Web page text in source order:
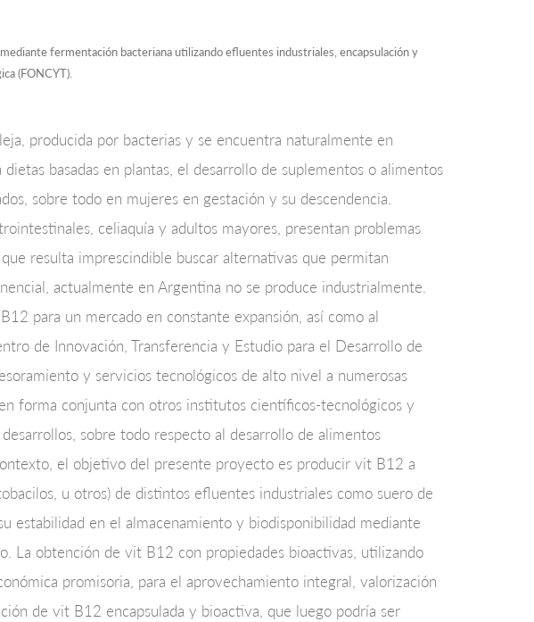
fermentación bacteriana utilizando efluentes industriales, encapsulación y
(FONCYT).
producida por bacterias y se encuentra naturalmente en
basadas en plantas, el desarrollo de suplementos o alimentos
sobre todo en mujeres en gestación y su descendencia.
celiaquía y adultos mayores, presentan problemas
resulta imprescindible buscar alternativas que permitan
actualmente en Argentina no se produce industrialmente.
para un mercado en constante expansión, así como al
de Innovación, Transferencia y Estudio para el Desarrollo de
y servicios tecnológicos de alto nivel a numerosas
forma conjunta con otros institutos científicos-tecnológicos y
sobre todo respecto al desarrollo de alimentos
el objetivo del presente proyecto es producir vit B12 a
u otros) de distintos efluentes industriales como suero de
estabilidad en el almacenamiento y biodisponibilidad mediante
La obtención de vit B12 con propiedades bioactivas, utilizando
promisoria, para el aprovechamiento integral, valorización
de vit B12 encapsulada y bioactiva, que luego podría ser